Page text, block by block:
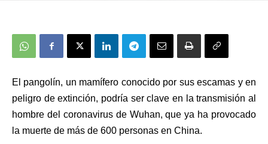
El pangolín, un mamífero conocido por sus escamas y en
peligro de extinción, podría ser clave en la transmisión al
hombre del coronavirus de Wuhan, que ya ha provocado
la muerte de más de 600 personas en China.